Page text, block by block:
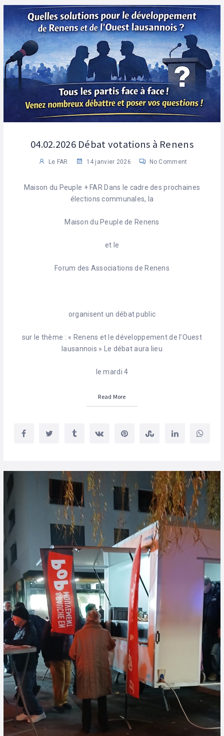
04.02.2026 Débat votations à Renens
Le FAR 14 janvier 2026 No Comment
Maison du Peuple + FAR Dans le cadre des prochaines
élections communales, la
Maison du Peuple de Renens
et le
Forum des Associations de Renens
organisent un débat public
sur le thème : « Renens et le développement de l’Ouest
lausannois » Le débat aura lieu
le mardi 4
Read More